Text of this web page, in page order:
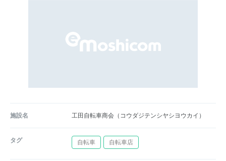
施設名 工田自転車商会（コウダジテンシヤシヨウカイ）
タグ 自転車 自転車店